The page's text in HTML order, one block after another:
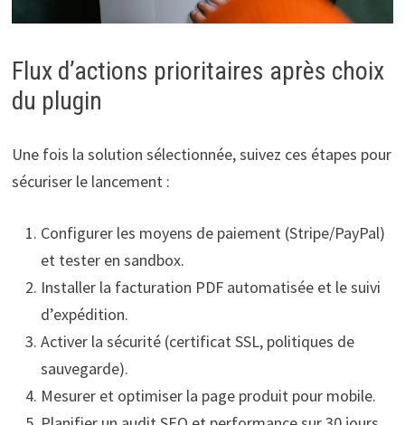
Flux d’actions prioritaires après choix
du plugin
Une fois la solution sélectionnée, suivez ces étapes pour
sécuriser le lancement :
Configurer les moyens de paiement (Stripe/PayPal)
et tester en sandbox.
Installer la facturation PDF automatisée et le suivi
d’expédition.
Activer la sécurité (certificat SSL, politiques de
sauvegarde).
Mesurer et optimiser la page produit pour mobile.